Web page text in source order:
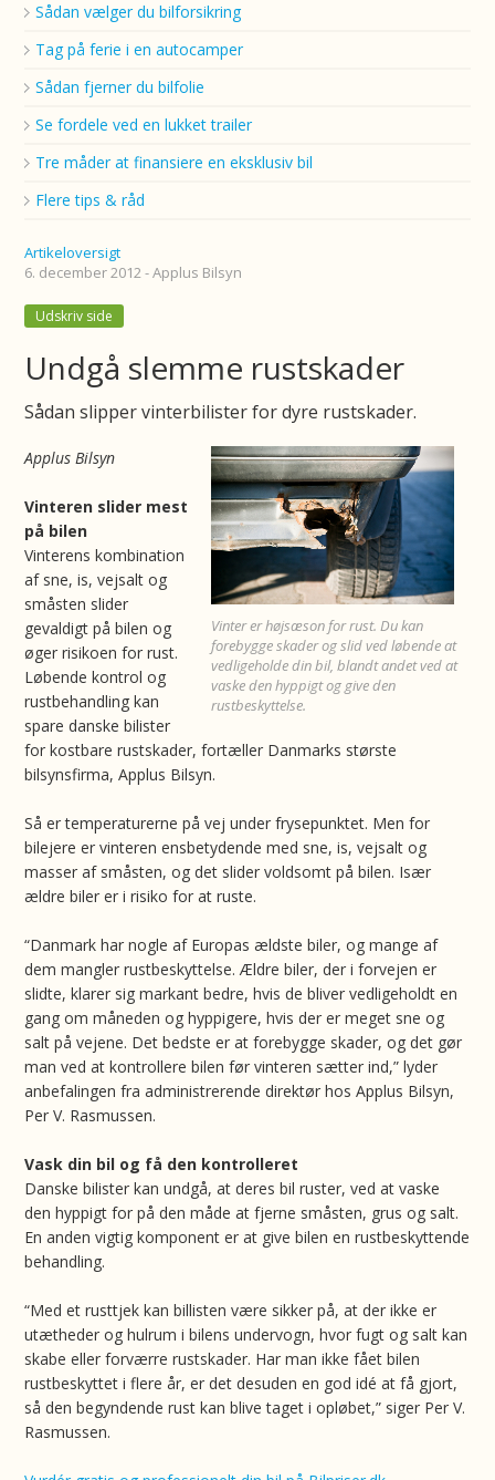
Sådan vælger du bilforsikring
Tag på ferie i en autocamper
Sådan fjerner du bilfolie
Se fordele ved en lukket trailer
Tre måder at finansiere en eksklusiv bil
Flere tips & råd
Artikeloversigt
6. december 2012 - Applus Bilsyn
Udskriv side
Undgå slemme rustskader
Sådan slipper vinterbilister for dyre rustskader.
Vinter er højsæson for rust. Du kan
forebygge skader og slid ved løbende at
vedligeholde din bil, blandt andet ved at
vaske den hyppigt og give den
rustbeskyttelse.
Applus Bilsyn
Vinteren slider mest
på bilen
Vinterens kombination
af sne, is, vejsalt og
småsten slider
gevaldigt på bilen og
øger risikoen for rust.
Løbende kontrol og
rustbehandling kan
spare danske bilister
for kostbare rustskader, fortæller Danmarks største
bilsynsfirma, Applus Bilsyn.
Så er temperaturerne på vej under frysepunktet. Men for
bilejere er vinteren ensbetydende med sne, is, vejsalt og
masser af småsten, og det slider voldsomt på bilen. Især
ældre biler er i risiko for at ruste.
“Danmark har nogle af Europas ældste biler, og mange af
dem mangler rustbeskyttelse. Ældre biler, der i forvejen er
slidte, klarer sig markant bedre, hvis de bliver vedligeholdt en
gang om måneden og hyppigere, hvis der er meget sne og
salt på vejene. Det bedste er at forebygge skader, og det gør
man ved at kontrollere bilen før vinteren sætter ind,” lyder
anbefalingen fra administrerende direktør hos Applus Bilsyn,
Per V. Rasmussen.
Vask din bil og få den kontrolleret
Danske bilister kan undgå, at deres bil ruster, ved at vaske
den hyppigt for på den måde at fjerne småsten, grus og salt.
En anden vigtig komponent er at give bilen en rustbeskyttende
behandling.
“Med et rusttjek kan billisten være sikker på, at der ikke er
utætheder og hulrum i bilens undervogn, hvor fugt og salt kan
skabe eller forværre rustskader. Har man ikke fået bilen
rustbeskyttet i flere år, er det desuden en god idé at få gjort,
så den begyndende rust kan blive taget i opløbet,” siger Per V.
Rasmussen.